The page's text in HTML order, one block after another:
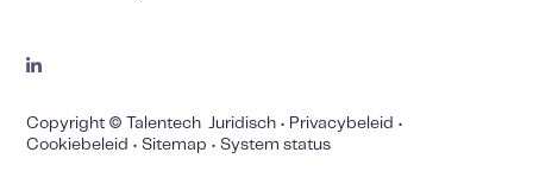
Copyright © TalentechJuridisch • Privacybeleid •
Cookiebeleid •Sitemap •System status